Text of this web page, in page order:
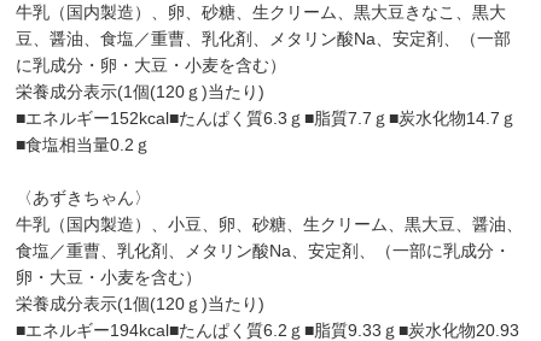
牛乳（国内製造）、卵、砂糖、生クリーム、黒大豆きなこ、黒大
豆、醤油、食塩／重曹、乳化剤、メタリン酸Na、安定剤、（一部
に乳成分・卵・大豆・小麦を含む）
栄養成分表示(1個(120ｇ)当たり)
■エネルギー152kcal■たんぱく質6.3ｇ■脂質7.7ｇ■炭水化物14.7ｇ
■食塩相当量0.2ｇ
〈あずきちゃん〉
牛乳（国内製造）、小豆、卵、砂糖、生クリーム、黒大豆、醤油、
食塩／重曹、乳化剤、メタリン酸Na、安定剤、（一部に乳成分・
卵・大豆・小麦を含む）
栄養成分表示(1個(120ｇ)当たり)
■エネルギー194kcal■たんぱく質6.2ｇ■脂質9.33ｇ■炭水化物20.93